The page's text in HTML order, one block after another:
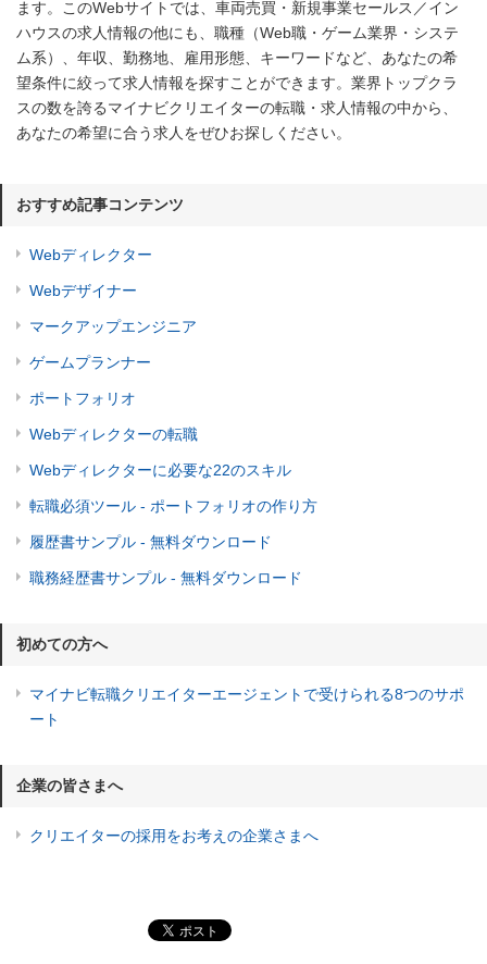
ます。このWebサイトでは、車両売買・新規事業セールス／イン
ハウスの求人情報の他にも、職種（Web職・ゲーム業界・システ
ム系）、年収、勤務地、雇用形態、キーワードなど、あなたの希
望条件に絞って求人情報を探すことができます。業界トップクラ
スの数を誇るマイナビクリエイターの転職・求人情報の中から、
あなたの希望に合う求人をぜひお探しください。
おすすめ記事コンテンツ
Webディレクター
Webデザイナー
マークアップエンジニア
ゲームプランナー
ポートフォリオ
Webディレクターの転職
Webディレクターに必要な22のスキル
転職必須ツール - ポートフォリオの作り方
履歴書サンプル - 無料ダウンロード
職務経歴書サンプル - 無料ダウンロード
初めての方へ
マイナビ転職クリエイターエージェントで受けられる8つのサポ
ート
企業の皆さまへ
クリエイターの採用をお考えの企業さまへ